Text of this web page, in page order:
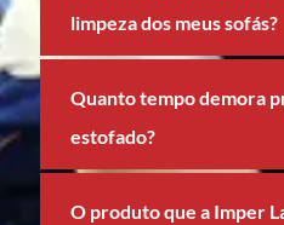
limpeza dos meus sofás?
Quanto tempo demora
estofado?
O produto que a Imper